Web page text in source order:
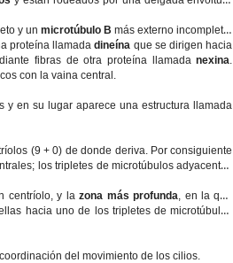
y unmicrotúbulo B más externo incompleto.
proteína llamadadineína que se dirigen hacia
fibras de otra proteína llamadanexina.
con la vaina central.
y en su lugar aparece una estructura llamada
(9 + 0) de donde deriva. Por consiguiente
los tripletes de microtúbulos adyacentes
centríolo, y lazona más profunda, en la que
hacia uno de los tripletes de microtúbulos
del movimiento de los cilios.